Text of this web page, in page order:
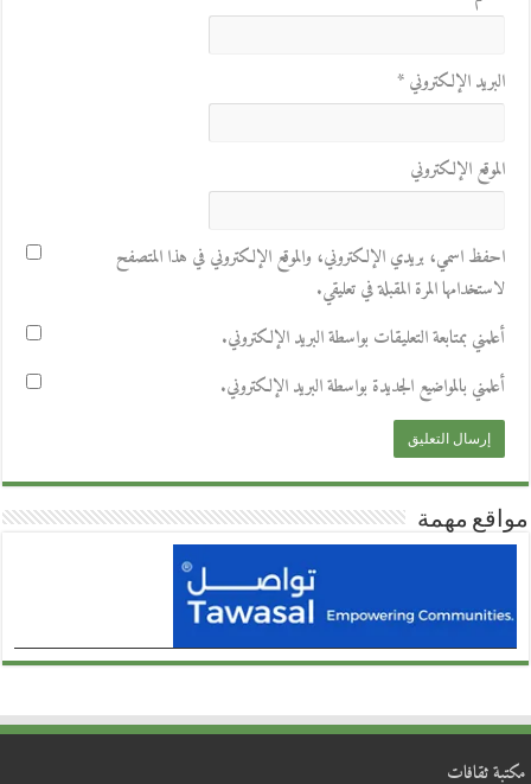
البريد الإلكتروني*
الموقع الإلكتروني
احفظ اسمي، بريدي الإلكتروني، والموقع الإلكتروني في هذا المتصفح
لاستخدامها المرة المقبلة في تعليقي.
أعلمني بمتابعة التعليقات بواسطة البريد الإلكتروني.
أعلمني بالمواضيع الجديدة بواسطة البريد الإلكتروني.
مواقع مهمة
مكتبة ثقافات